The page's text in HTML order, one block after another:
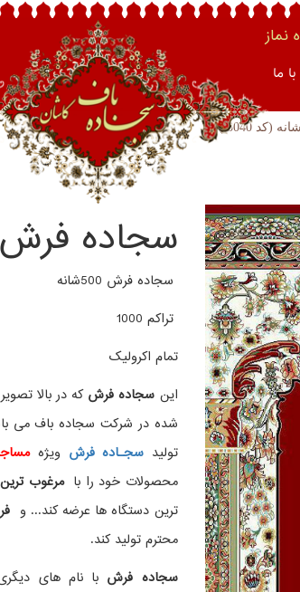
ما
سجاده فرش 500شانه (کد 3040 )
سجاده فرش 500شانه
تراکم 1000
تمام اکرولیک
این سجاده فرشکه در بالا
شده در شرکت سجاده باف می
تولید سجـاده فرش ویژه
محصولات خود را بامرغوب
ترین دستگاه ها عرضه کند... و
محترم تولید کند.
سجاده فرش با نام های